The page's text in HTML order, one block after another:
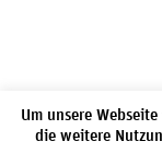
Um unsere
die weitere